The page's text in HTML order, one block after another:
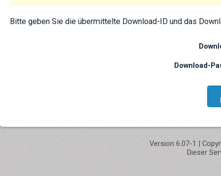
Bitte geben Sie die übermittelte Download-ID und das
Download-
Version 6.07-1 |
Dieser